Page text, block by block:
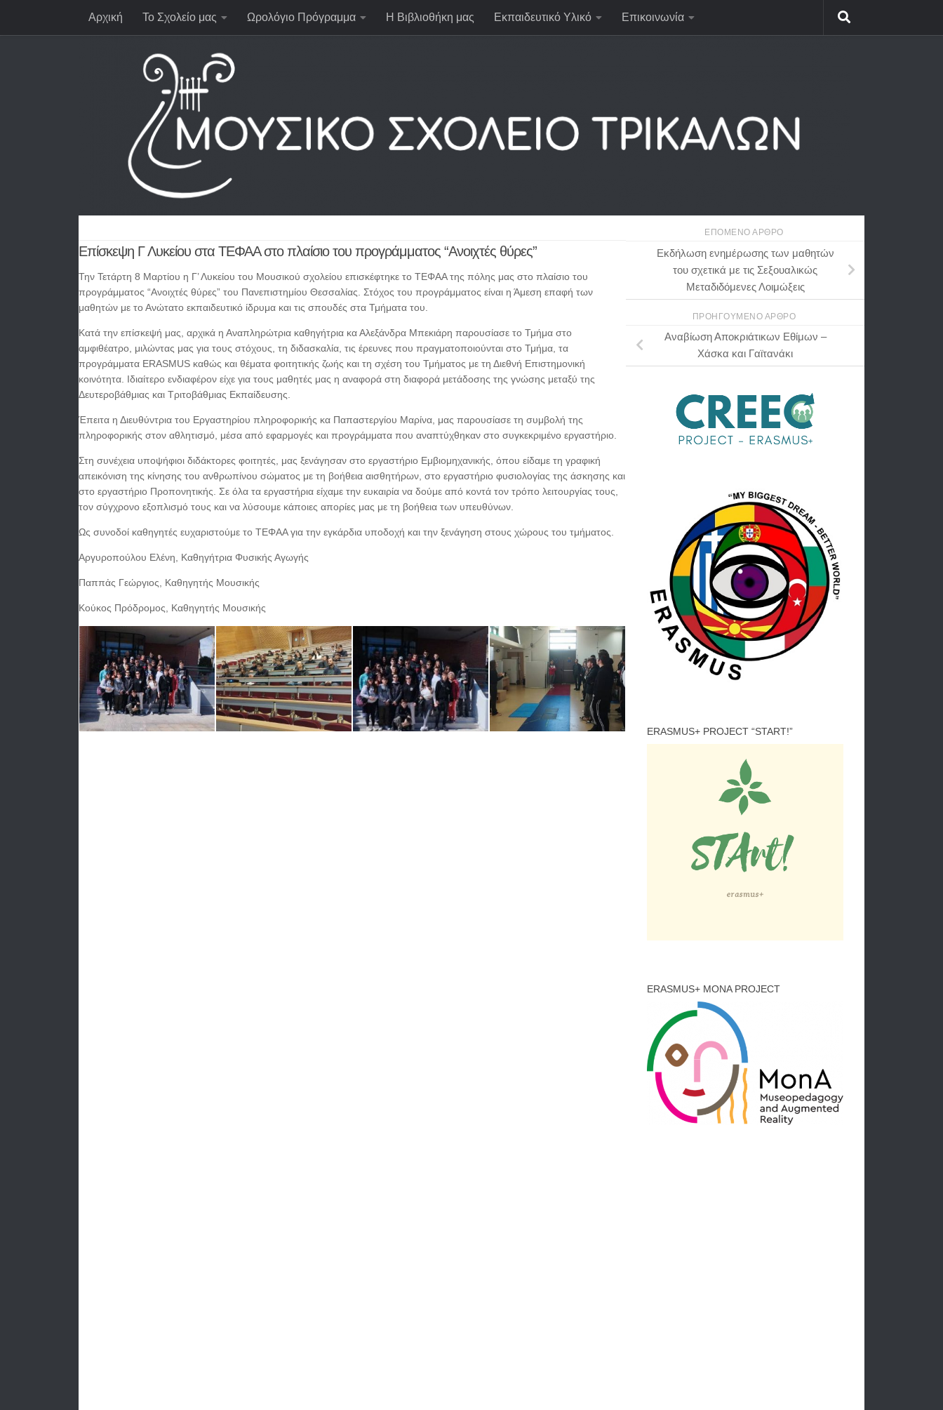
Αρχική Το Σχολείο μας Ωρολόγιο Πρόγραμμα Η Βιβλιοθήκη μας Εκπαιδευτικό Υλικό Επικοινωνία
Επίσκεψη Γ Λυκείου στα ΤΕΦΑΑ στο πλαίσιο του προγράμματος “Ανοιχτές θύρες”
Την Τετάρτη 8 Μαρτίου η Γ’ Λυκείου του Μουσικού σχολείου επισκέφτηκε το ΤΕΦΑΑ της πόλης μας στο πλαίσιο του
προγράμματος “Ανοιχτές θύρες” του Πανεπιστημίου Θεσσαλίας. Στόχος του προγράμματος είναι η Άμεση επαφή των
μαθητών με το Ανώτατο εκπαιδευτικό ίδρυμα και τις σπουδές στα Τμήματα του.
Κατά την επίσκεψή μας, αρχικά η Αναπληρώτρια καθηγήτρια κα Αλεξάνδρα Μπεκιάρη παρουσίασε το Τμήμα στο
αμφιθέατρο, μιλώντας μας για τους στόχους, τη διδασκαλία, τις έρευνες που πραγματοποιούνται στο Τμήμα, τα
προγράμματα ERASMUS καθώς και θέματα φοιτητικής ζωής και τη σχέση του Τμήματος με τη Διεθνή Επιστημονική
κοινότητα. Ιδιαίτερο ενδιαφέρον είχε για τους μαθητές μας η αναφορά στη διαφορά μετάδοσης της γνώσης μεταξύ της
Δευτεροβάθμιας και Τριτοβάθμιας Εκπαίδευσης.
Έπειτα η Διευθύντρια του Εργαστηρίου πληροφορικής κα Παπαστεργίου Μαρίνα, μας παρουσίασε τη συμβολή της
πληροφορικής στον αθλητισμό, μέσα από εφαρμογές και προγράμματα που αναπτύχθηκαν στο συγκεκριμένο εργαστήριο.
Στη συνέχεια υποψήφιοι διδάκτορες φοιτητές, μας ξενάγησαν στο εργαστήριο Εμβιομηχανικής, όπου είδαμε τη γραφική
απεικόνιση της κίνησης του ανθρωπίνου σώματος με τη βοήθεια αισθητήρων, στο εργαστήριο φυσιολογίας της άσκησης και
στο εργαστήριο Προπονητικής. Σε όλα τα εργαστήρια είχαμε την ευκαιρία να δούμε από κοντά τον τρόπο λειτουργίας τους,
τον σύγχρονο εξοπλισμό τους και να λύσουμε κάποιες απορίες μας με τη βοήθεια των υπευθύνων.
Ως συνοδοί καθηγητές ευχαριστούμε το ΤΕΦΑΑ για την εγκάρδια υποδοχή και την ξενάγηση στους χώρους του τμήματος.
Αργυροπούλου Ελένη, Καθηγήτρια Φυσικής Αγωγής
Παππἀς Γεώργιος, Καθηγητής Μουσικής
Κούκος Πρόδρομος, Καθηγητής Μουσικής
ΕΠΌΜΕΝΟ ΆΡΘΡΟ
Eκδήλωση ενημέρωσης των μαθητών
του σχετικά με τις Σεξουαλικώς
Μεταδιδόμενες Λοιμώξεις
ΠΡΟΗΓΟΎΜΕΝΟ ΆΡΘΡΟ
Αναβίωση Αποκριάτικων Εθίμων –
Χάσκα και Γαϊτανάκι
ERASMUS+ PROJECT “START!”
ERASMUS+ MONA PROJECT